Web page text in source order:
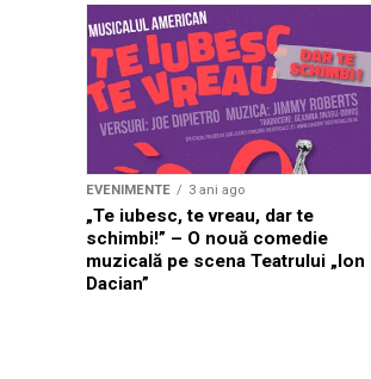
EVENIMENTE 3 ani ago
„Te iubesc, te vreau, dar te
schimbi!” – O nouă comedie
muzicală pe scena Teatrului „Ion
Dacian”